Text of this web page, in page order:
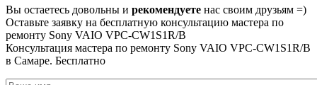
Вы остаетесь довольны и рекомендуете нас своим друзьям =)
Оставьте заявку на бесплатную консультацию мастера по
ремонту Sony VAIO VPC-CW1S1R/B
Консультация мастера по ремонту Sony VAIO VPC-CW1S1R/B
в Самаре. Бесплатно